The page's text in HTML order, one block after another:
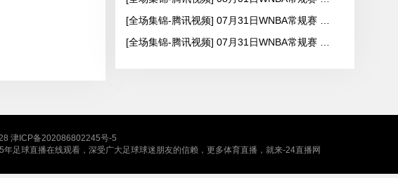
津ICP备202086802245号-5
足球直播在线观看，深受广大足球球迷朋友的信赖，更多体育直播，就来-24直播网